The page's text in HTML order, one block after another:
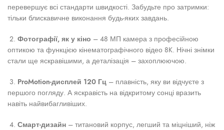
перевершує всі стандарти швидкості. Забудьте про затримки:
тільки блискавичне виконання будь-яких завдань.
2. Фотографії, як у кіно – 48 МП камера з професійною
оптикою та функцією кінематографічного відео 8K. Нічні знімки
стали ще яскравішими, а деталізація – захоплюючою.
3. ProMotion-дисплей 120 Гц – плавність, яку ви відчуєте з
першого погляду. А яскравість на відкритому сонці вразить
навіть найвибагливіших.
4. Смарт-дизайн – титановий корпус, легший та міцніший, ніж